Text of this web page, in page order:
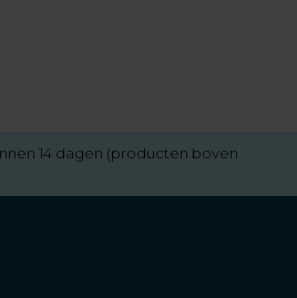
14 dagen (producten boven